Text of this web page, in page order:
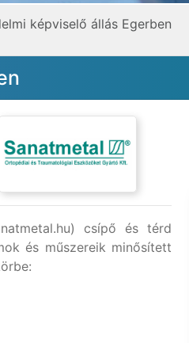
képviselő állás Egerben
csípő és térd
és műszereik minősített